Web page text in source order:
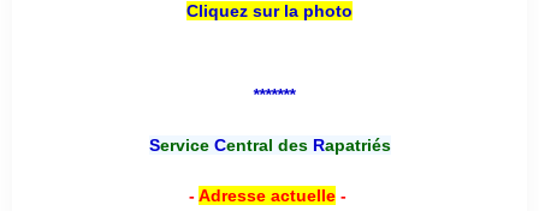
Cliquez sur la photo
*******
Service Central desRapatriés
-Adresse actuelle-